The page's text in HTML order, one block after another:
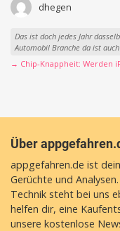
dhegen
Das ist doch jedes Jahr
Automobil Branche da ist
→ Chip-Knappheit: Werden
Über
appgefahren.de ist
Gerüchte und
Technik steht bei uns
helfen dir, eine
unsere kostenlose